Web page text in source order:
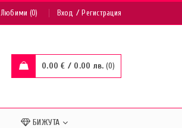
Любими (0) Вход /Регистрация
0.00€ / 0.00 лв. 0
БИЖУТА